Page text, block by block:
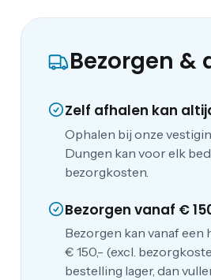
Bezorgen &
Zelf afhalen kan
Ophalen bij onze
Dungen kan voor elk
bezorgkosten.
Bezorgen vanaf €
Bezorgen kan vanaf een
€ 150,- (excl.
bestelling lager, dan